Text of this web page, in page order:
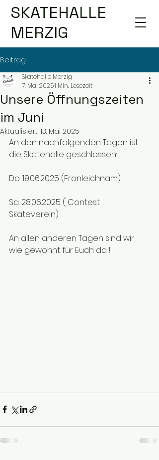
SKATEHALLE
MERZIG
Beitrag
Unsere Öffnungszeiten
im Juni
Skatehalle Merzig
7. Mai 20251 Min. Lesezeit
Aktualisiert: 13. Mai 2025
An den nachfolgenden Tagen ist
die Skatehalle geschlossen:
Do. 19.06.2025 (Fronleichnam)
Sa. 28.06.2025 ( Contest
Skateverein)
An allen anderen Tagen sind wir
wie gewohnt für Euch da !